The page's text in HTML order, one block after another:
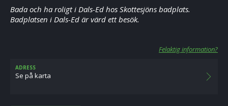
Bada och ha roligt i Dals-Ed hos Skottesjöns badplats.
Badplatsen i Dals-Ed är värd ett besök.
Felaktig information?
ADRESS
Se på karta